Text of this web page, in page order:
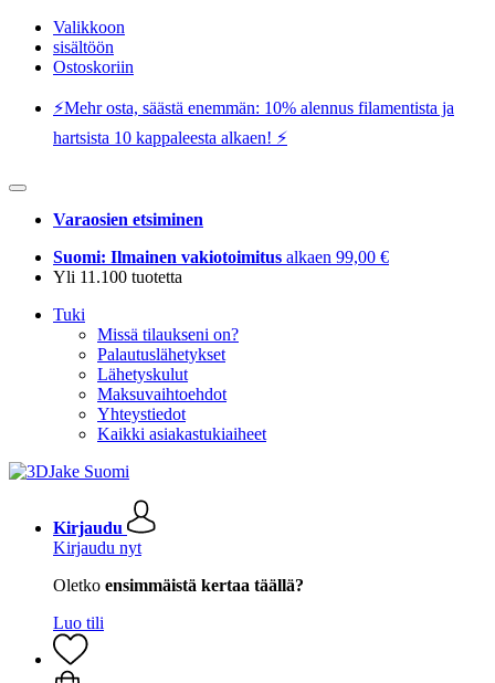
Valikkoon
sisältöön
Ostoskoriin
⚡️Mehr osta, säästä enemmän: 10% alennus filamentista ja
hartsista 10 kappaleesta alkaen! ⚡️
Varaosien etsiminen
Suomi: Ilmainen vakiotoimitus alkaen 99,00 €
Yli 11.100 tuotetta
Tuki
Missä tilaukseni on?
Palautuslähetykset
Lähetyskulut
Maksuvaihtoehdot
Yhteystiedot
Kaikki asiakastukiaiheet
Kirjaudu
Kirjaudu nyt
Oletko ensimmäistä kertaa täällä?
Luo tili